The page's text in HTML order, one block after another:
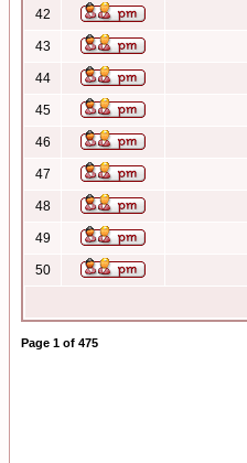
42
43
44
45
46
47
48
49
50
Page 1 of 475